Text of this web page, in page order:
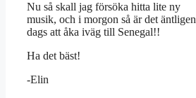
Nu så skall jag försöka hitta lite ny
musik, och i morgon så är det äntligen
dags att åka iväg till Senegal!!
Ha det bäst!
-Elin